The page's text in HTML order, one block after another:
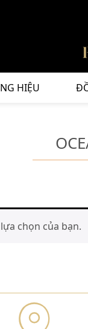
HIỆU
chọn của bạn.